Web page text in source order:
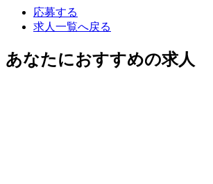
応募する
求人一覧へ戻る
あなたにおすすめの求人